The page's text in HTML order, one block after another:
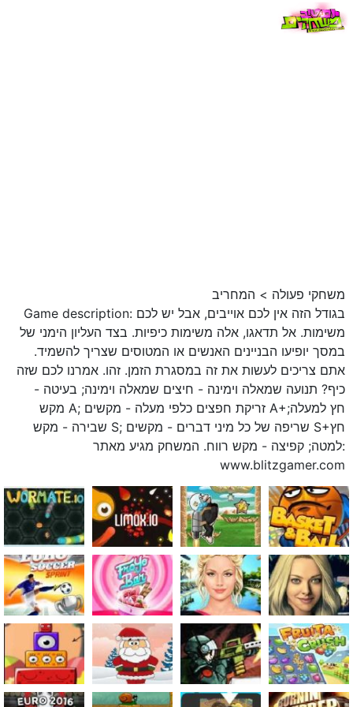
משחקי פעולה > המחריב
Game description: בגודל הזה אין לכם אוייבים, אבל יש לכם
משימות. אל תדאגו, אלה משימות כיפיות. בצד העליון הימני של
במסך יופיעו הבניינים האנשים או המטוסים שצריך להשמיד.
אתם צריכים לעשות את זה במסגרת הזמן. זהו. אמרנו לכם שזה
כיף? תנועה שמאלה וימינה - חיצים שמאלה וימינה; בעיטה -
מקש A; זריקת חפצים כלפי מעלה - מקשים A+חץ למעלה;
שבירה - מקש S; שריפה של כל מיני דברים - מקשים S+חץ
למטה; קפיצה - מקש רווח. המשחק מגיע מאתר:
www.blitzgamer.com